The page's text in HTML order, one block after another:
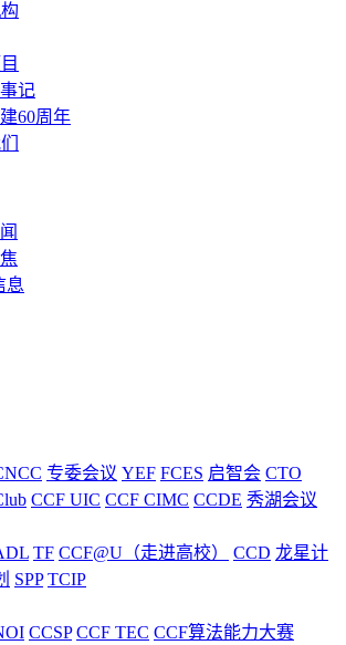
记
60周年
息
专委会议 YEF FCES 启智会 CTO
CCF UIC CCF CIMC CCDE 秀湖会议
TF CCF@U（走进高校） CCD 龙星计
SPP TCIP
CCSP CCF TEC CCF算法能力大赛